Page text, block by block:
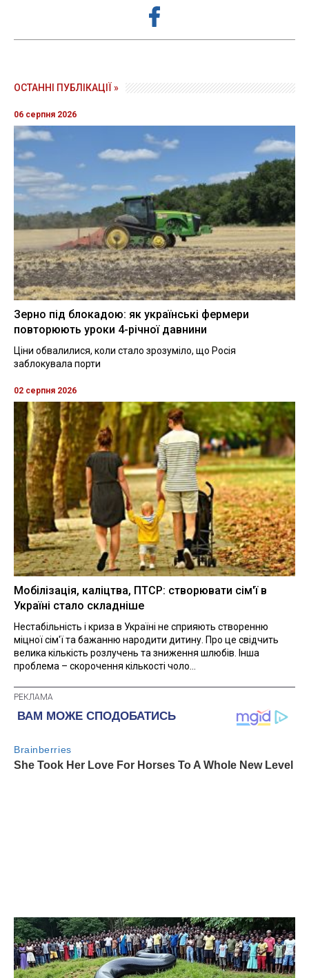
ОСТАННІ ПУБЛІКАЦІЇ »
06 серпня 2026
Зерно під блокадою: як українські фермери
повторюють уроки 4-річної давнини
Ціни обвалилися, коли стало зрозуміло, що Росія
заблокувала порти
02 серпня 2026
Мобілізація, каліцтва, ПТСР: створювати сім'ї в
Україні стало складніше
Нестабільність і криза в Україні не сприяють створенню
міцної сім'ї та бажанню народити дитину. Про це свідчить
велика кількість розлучень та зниження шлюбів. Інша
проблема – скорочення кількості чоло...